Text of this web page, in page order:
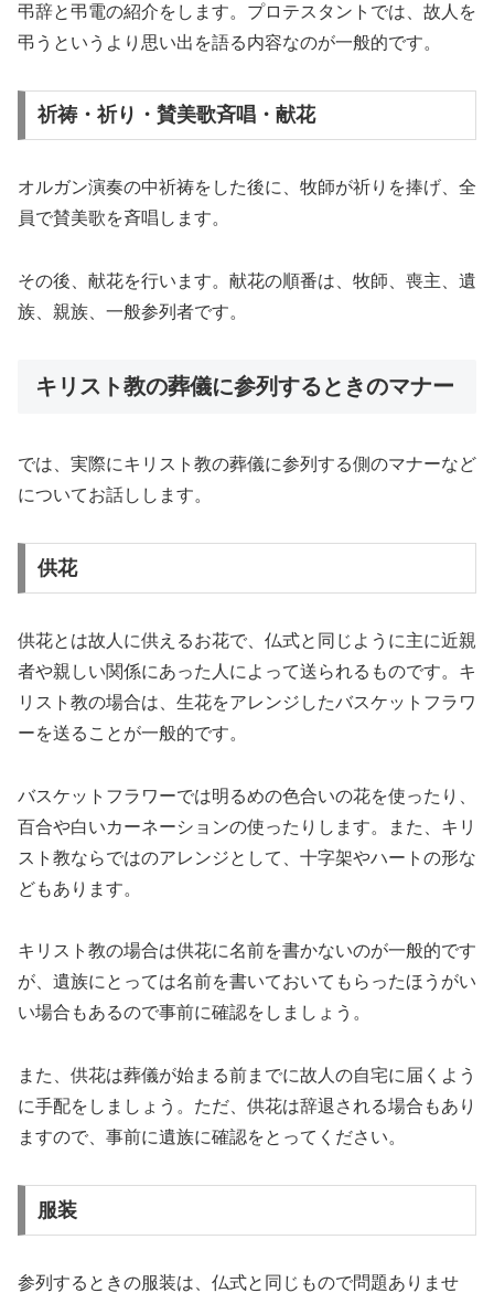
弔辞と弔電の紹介をします。プロテスタントでは、故人を
弔うというより思い出を語る内容なのが一般的です。
祈祷・祈り・賛美歌斉唱・献花
オルガン演奏の中祈祷をした後に、牧師が祈りを捧げ、全
員で賛美歌を斉唱します。
その後、献花を行います。献花の順番は、牧師、喪主、遺
族、親族、一般参列者です。
キリスト教の葬儀に参列するときのマナー
では、実際にキリスト教の葬儀に参列する側のマナーなど
についてお話しします。
供花
供花とは故人に供えるお花で、仏式と同じように主に近親
者や親しい関係にあった人によって送られるものです。キ
リスト教の場合は、生花をアレンジしたバスケットフラワ
ーを送ることが一般的です。
バスケットフラワーでは明るめの色合いの花を使ったり、
百合や白いカーネーションの使ったりします。また、キリ
スト教ならではのアレンジとして、十字架やハートの形な
どもあります。
キリスト教の場合は供花に名前を書かないのが一般的です
が、遺族にとっては名前を書いておいてもらったほうがい
い場合もあるので事前に確認をしましょう。
また、供花は葬儀が始まる前までに故人の自宅に届くよう
に手配をしましょう。ただ、供花は辞退される場合もあり
ますので、事前に遺族に確認をとってください。
服装
参列するときの服装は、仏式と同じもので問題ありませ